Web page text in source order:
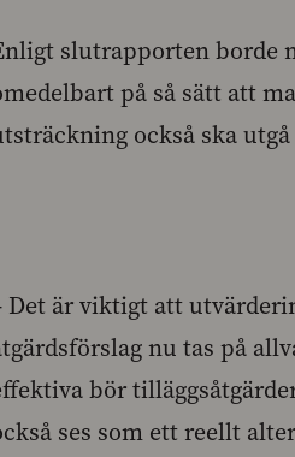
slutrapporten borde
på så sätt att
också ska
Det är viktigt att
nu tas på
bör
ses som ett reellt